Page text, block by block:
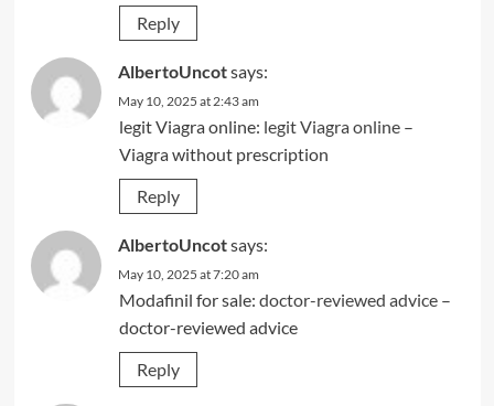
Reply
AlbertoUncotsays:
May 10, 2025 at 2:43 am
legit Viagra online: legit Viagra online–
Viagra without prescription
Reply
AlbertoUncotsays:
May 10, 2025 at 7:20 am
Modafinil for sale: doctor-reviewed advice–
doctor-reviewed advice
Reply